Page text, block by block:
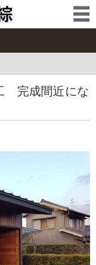
完成間近にな